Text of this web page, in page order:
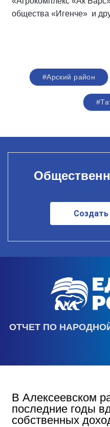
общества «Игенче» и
#Арский район
ОТЧЕТ ПО
В Алексеевском
последние годы
собственных